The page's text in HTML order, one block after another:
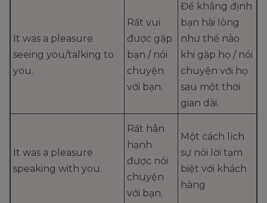
It was a pleasure
seeing you/talking to
you.
Rất vui
được gặp
bạn / nói
chuyện
với bạn.
Để khẳng định
bạn hài lòng
như thế nào
khi gặp họ / nói
chuyện với họ
sau một thời
gian dài.
It was a pleasure
speaking with you.
Rất hân
hạnh
được nói
chuyện
với bạn.
Một cách lịch
sự nói lời tạm
biệt với khách
hàng